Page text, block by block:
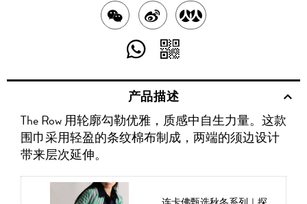
分
享
WECHAT
分
享
WEIBO
分
分
享
至
WHATSAPP
享
维
产品描述
The Row 用轮廓勾勒优雅，质感中自生力量。这款
围巾采用轻盈的条纹棉布制成，两端的须边设计
带来层次延伸。